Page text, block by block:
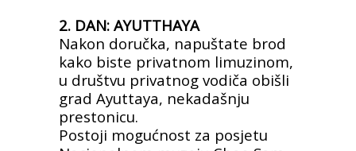
2. DAN: AYUTTHAYA
Nakon doručka, napuštate brod
kako biste privatnom limuzinom,
u društvu privatnog vodiča obišli
grad Ayuttaya, nekadašnju
prestonicu.
Postoji mogućnost za posjetu